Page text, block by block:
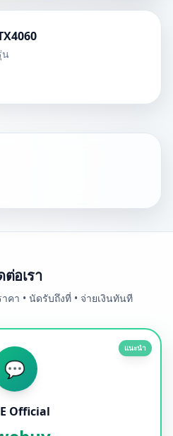
น
ต่อเรา
คา • นัดรับถึงที่ • จ่ายเงินทันที
แนะนำ
💬
Official